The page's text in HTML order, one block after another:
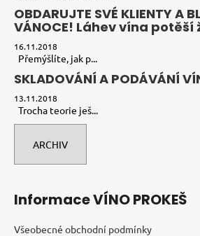
OBDARUJTE SVÉ KLIENTY A
VÁNOCE! Láhev vína potěší
16.11.2018
Přemýšlíte, jak p...
SKLADOVÁNÍ A PODÁVÁNÍ
13.11.2018
Trocha teorie ješ...
ARCHIV
Informace VÍNO PROKEŠ
Všeobecné obchodní podmínky